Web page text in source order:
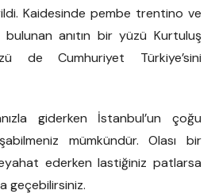
Kaidesinde pembe trentino ve
anıtın bir yüzü Kurtuluş
de Cumhuriyet Türkiye’sini
giderken İstanbul’un çoğu
mümkündür. Olası bir
ederken lastiğiniz patlarsa
geçebilirsiniz.